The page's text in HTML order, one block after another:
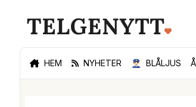
HEM NYHETER 👮🏻‍♂️ BLÅLJUS